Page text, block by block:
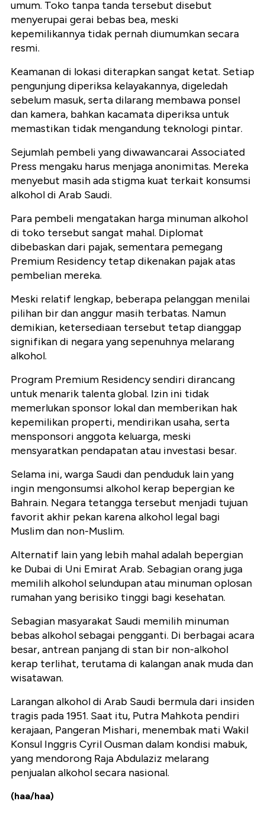
umum. Toko tanpa tanda tersebut disebut
menyerupai gerai bebas bea, meski
kepemilikannya tidak pernah diumumkan secara
resmi.
Keamanan di lokasi diterapkan sangat ketat. Setiap
pengunjung diperiksa kelayakannya, digeledah
sebelum masuk, serta dilarang membawa ponsel
dan kamera, bahkan kacamata diperiksa untuk
memastikan tidak mengandung teknologi pintar.
Sejumlah pembeli yang diwawancarai Associated
Press mengaku harus menjaga anonimitas. Mereka
menyebut masih ada stigma kuat terkait konsumsi
alkohol di Arab Saudi.
Para pembeli mengatakan harga minuman alkohol
di toko tersebut sangat mahal. Diplomat
dibebaskan dari pajak, sementara pemegang
Premium Residency tetap dikenakan pajak atas
pembelian mereka.
Meski relatif lengkap, beberapa pelanggan menilai
pilihan bir dan anggur masih terbatas. Namun
demikian, ketersediaan tersebut tetap dianggap
signifikan di negara yang sepenuhnya melarang
alkohol.
Program Premium Residency sendiri dirancang
untuk menarik talenta global. Izin ini tidak
memerlukan sponsor lokal dan memberikan hak
kepemilikan properti, mendirikan usaha, serta
mensponsori anggota keluarga, meski
mensyaratkan pendapatan atau investasi besar.
Selama ini, warga Saudi dan penduduk lain yang
ingin mengonsumsi alkohol kerap bepergian ke
Bahrain. Negara tetangga tersebut menjadi tujuan
favorit akhir pekan karena alkohol legal bagi
Muslim dan non-Muslim.
Alternatif lain yang lebih mahal adalah bepergian
ke Dubai di Uni Emirat Arab. Sebagian orang juga
memilih alkohol selundupan atau minuman oplosan
rumahan yang berisiko tinggi bagi kesehatan.
Sebagian masyarakat Saudi memilih minuman
bebas alkohol sebagai pengganti. Di berbagai acara
besar, antrean panjang di stan bir non-alkohol
kerap terlihat, terutama di kalangan anak muda dan
wisatawan.
Larangan alkohol di Arab Saudi bermula dari insiden
tragis pada 1951. Saat itu, Putra Mahkota pendiri
kerajaan, Pangeran Mishari, menembak mati Wakil
Konsul Inggris Cyril Ousman dalam kondisi mabuk,
yang mendorong Raja Abdulaziz melarang
penjualan alkohol secara nasional.
(haa/haa)